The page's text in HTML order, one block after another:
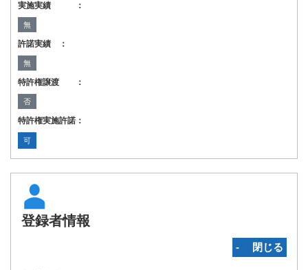
実施実績 ：
無
許諾実績 ：
無
特許権譲渡 ：
否
特許権実施許諾：
可
登録者情報
‐ 閉じる